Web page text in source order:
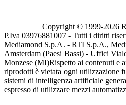
Copyright © 1999-2026
P.Iva 03976881007 - Tutti i diritti
Mediamond S.p.A. - RTI S.p.A.,
Amsterdam (Paesi Bassi) - Uffici
Monzese (MI)Rispetto ai contenuti e
riprodotti è vietata ogni utilizzazione
sistemi di intelligenza artificiale
espresso di utilizzare mezzi